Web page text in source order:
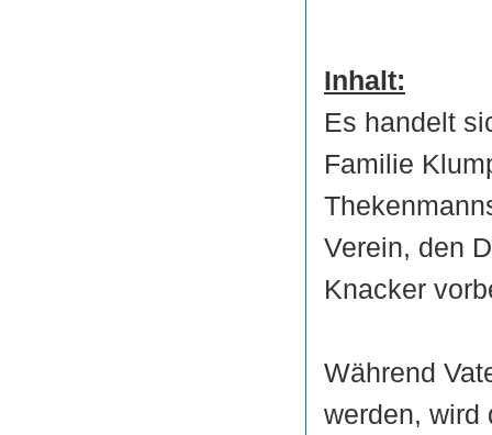
Inhalt:
Es handelt
Familie
Verein, den
Knacker
Während
werden, wird